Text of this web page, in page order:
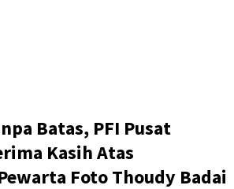
Batas, PFI Pusat
Kasih Atas
Foto Thoudy Badai